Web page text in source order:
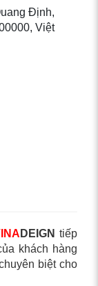
Định,
Việt
DEIGN tiếp
khách hàng
biệt cho